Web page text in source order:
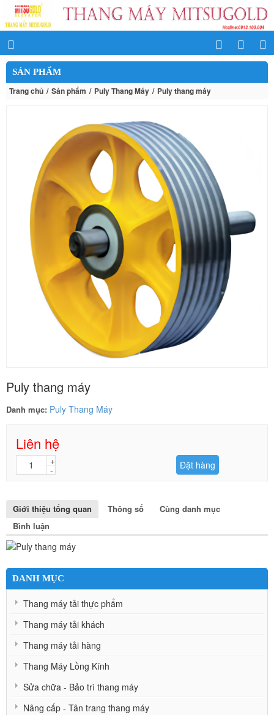
SẢN PHẨM
Trang chủ Sản phẩm Puly Thang Máy Puly thang máy
Puly thang máy
Danh mục: Puly Thang Máy
Liên hệ
Đặt hàng
Giới thiệu tổng quan Thông số
Cùng danh mục
Bình luận
DANH MỤC
Thang máy tải thực phẩm
Thang máy tải khách
Thang máy tải hàng
Thang Máy Lồng Kính
Sửa chữa - Bảo trì thang máy
Nâng cấp - Tân trang thang máy